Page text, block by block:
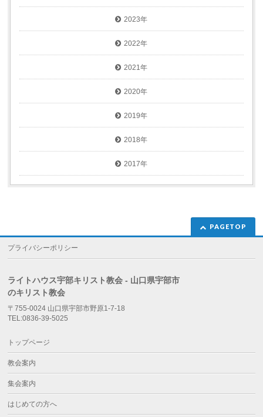
2023年
2022年
2021年
2020年
2019年
2018年
2017年
PAGETOP
プライバシーポリシー
ライトハウス宇部キリスト教会 - 山口県宇部市
のキリスト教会
〒755-0024 山口県宇部市野原1-7-18
TEL:0836-39-5025
トップページ
教会案内
集会案内
はじめての方へ